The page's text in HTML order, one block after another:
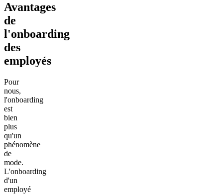
Avantages
de
l'onboarding
des
employés
Pour
nous,
l'onboarding
est
bien
plus
qu'un
phénomène
de
mode.
L'onboarding
d'un
employé